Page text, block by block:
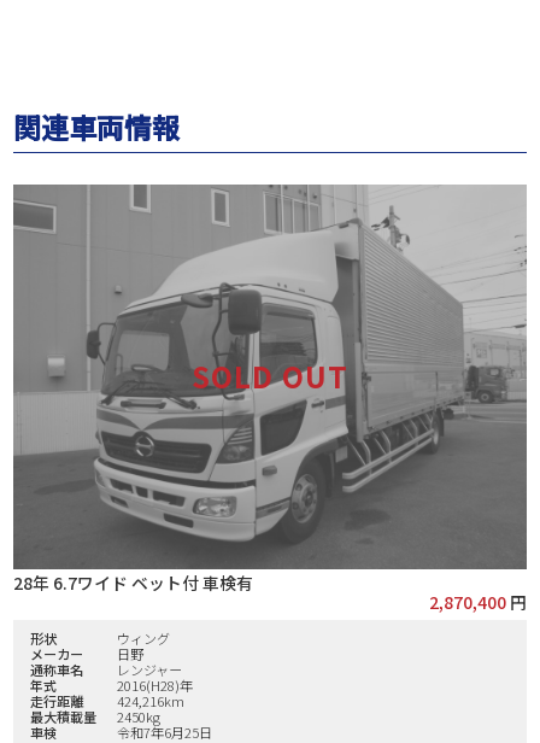
関連車両情報
28年 6.7ワイド ベット付 車検有
2,870,400円
形状
ウィング
メーカー
日野
通称車名
レンジャー
年式
2016(H28)年
走行距離
424,216km
最大積載量
2450kg
車検
令和7年6月25日